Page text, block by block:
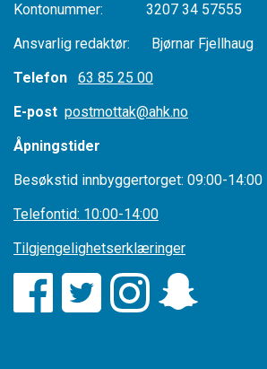
Kontonummer: 3207 34 57555
Ansvarlig redaktør: Bjørnar Fjellhaug
Telefon 63 85 25 00
E-post postmottak@ahk.no
Åpningstider
Besøkstid innbyggertorget: 09:00-14:00
Telefontid: 10:00-14:00
Tilgjengelighetserklæringer